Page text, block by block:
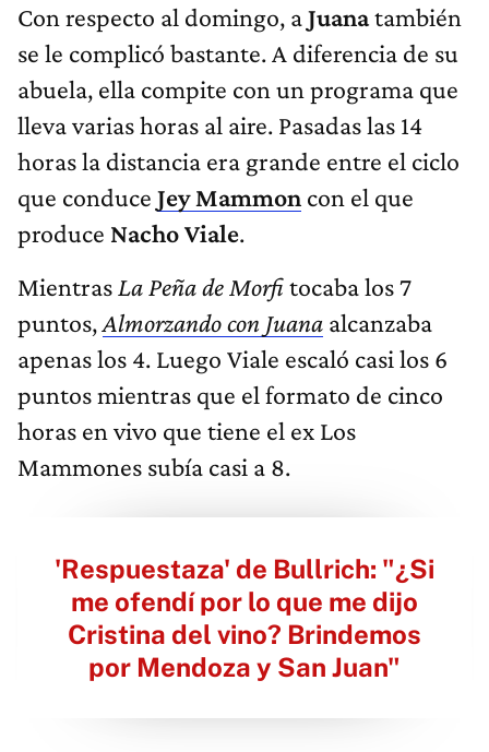
Con respecto al domingo, aJuanatambién
se le complicó bastante. A diferencia de su
abuela, ella compite con un programa que
lleva varias horas al aire. Pasadas las 14
horas la distancia era grande entre el ciclo
que conduce Jey Mammon con el que
produce Nacho Viale.
Mientras La Peña de Morfitocaba los 7
puntos,Almorzando con Juana alcanzaba
apenas los 4. Luego Viale escaló casi los 6
puntos mientras que el formato de cinco
horas en vivo que tiene el ex Los
Mammones subía casi a 8.
'Respuestaza' de Bullrich: "¿Si
me ofendí por lo que me dijo
Cristina del vino? Brindemos
por Mendoza y San Juan"